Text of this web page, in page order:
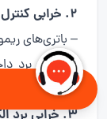
2. خرابی کنترل یا ریموت:
– باتری‌های
– خرابی برد
می‌تواند دلیل